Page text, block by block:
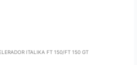
ITALIKA FT 150/FT 150 GT